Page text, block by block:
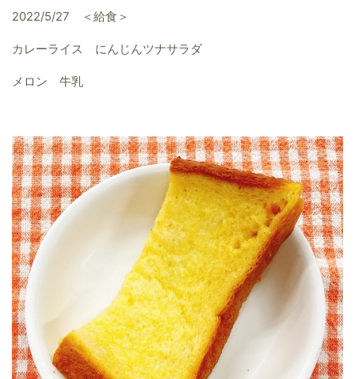
2022/5/27 ＜給食＞
カレーライス にんじんツナサラダ
メロン 牛乳